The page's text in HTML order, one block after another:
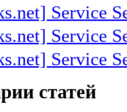
Service
Service
Service
статей